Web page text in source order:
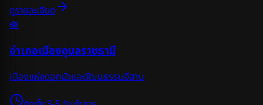
ดูรายละเอียด
🪷
อำเภอเมืองอุบลราชธานี
เมืองแห่งดอกบัวและวัฒนธรรมอีสาน